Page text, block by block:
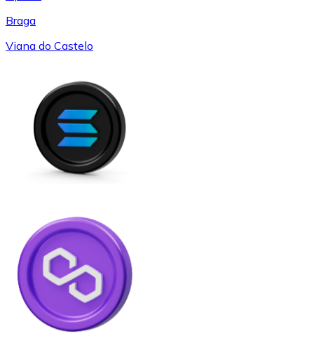
Braga
Viana do Castelo